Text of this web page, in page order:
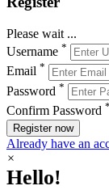
Please wait ...
Username *
Email *
Password *
Confirm Password *
Register now
Already have an
×
Hello!